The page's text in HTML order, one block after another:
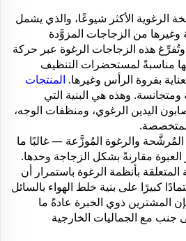
الرغوية الأكثر شيوعًا، والذي يشمل
من الزجاجات المزوَّدة
هذه الزجاجات الرغوة عبر حركة
مناسبةً لمستحضرات التنظيف
بفروة الرأس وغيرها. المنتجات
وهذه هي البنية التي
اليدين الرغوي، ومنظفات الوجه،
المُرشَّحة والرغوة المُوزَّعة — غالبًا ما
العبوة مقارنةً بشكل الزجاجة وحدها.
بأنظمة الرغوة باستمرار أن
كبيرًا على بنية خلط الهواء بالسائل
المشترين ذوي الخبرة عادةً ما
جنب مع الجماليات الخارجية